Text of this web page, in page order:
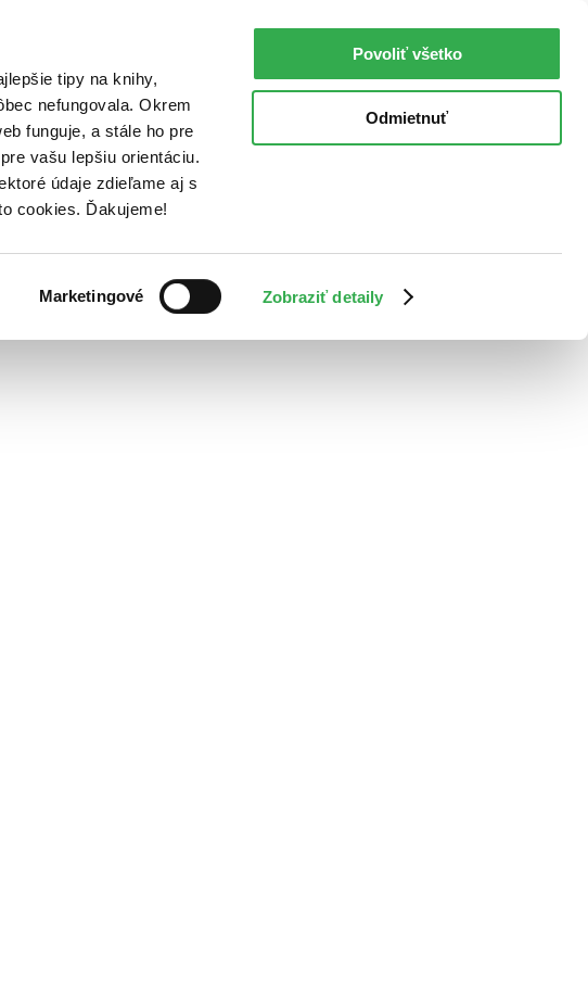
tipy na knihy,
nefungovala. Okrem
funguje, a stále ho pre
vašu lepšiu orientáciu.
údaje zdieľame aj s
cookies. Ďakujeme!
Marketingové Zobraziť detaily
Povoliť všetko
Odmietnuť